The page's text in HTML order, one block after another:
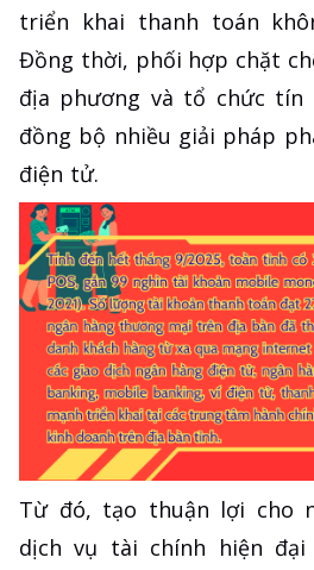
triển khai thanh toán
Đồng thời, phối hợp chặt
địa phương và tổ chức tín
đồng bộ nhiều giải pháp
điện tử.
Từ đó, tạo thuận lợi cho
dịch vụ tài chính hiện